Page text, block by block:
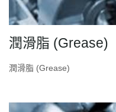
潤滑脂 (Grease)
潤滑脂 (Grease)